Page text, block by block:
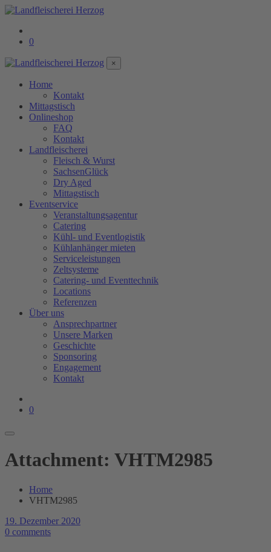
0
×
Home
Kontakt
Mittagstisch
Onlineshop
FAQ
Kontakt
Landfleischerei
Fleisch & Wurst
SachsenGlück
Dry Aged
Mittagstisch
Eventservice
Veranstaltungsagentur
Catering
Kühl- und Eventlogistik
Kühlanhänger mieten
Serviceleistungen
Zeltsysteme
Catering- und Eventtechnik
Locations
Referenzen
Über uns
Ansprechpartner
Unsere Marken
Geschichte
Sponsoring
Engagement
Kontakt
0
Attachment: VHTM2985
Home
VHTM2985
19. Dezember 2020
0 comments